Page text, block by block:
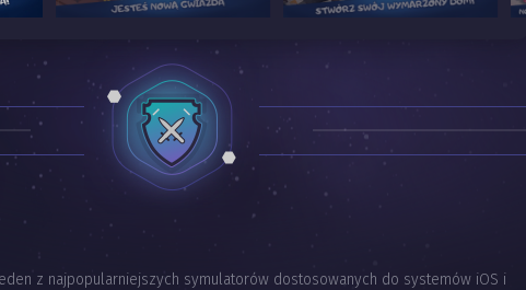
z najpopularniejszych symulatorów dostosowanych do systemów iOS i